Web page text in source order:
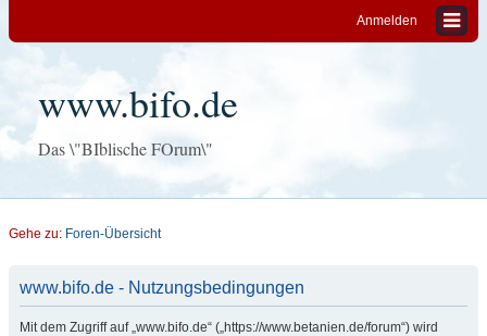
Anmelden
www.bifo.de
Das \"BIblische FOrum\"
Gehe zu: Foren-Übersicht
www.bifo.de - Nutzungsbedingungen
Mit dem Zugriff auf „www.bifo.de“ („https://www.betanien.de/forum“) wird